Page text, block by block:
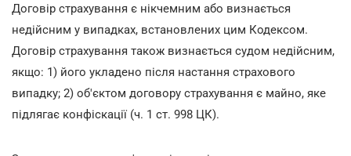
Договір страхування є нікчемним або визнається
недійсним у випадках, встановлених цим Кодексом.
Договір страхування також визнається судом недійсним,
якщо: 1) його укладено після настання страхового
випадку; 2) об'єктом договору страхування є майно, яке
підлягає конфіскації (ч. 1 ст. 998 ЦК).